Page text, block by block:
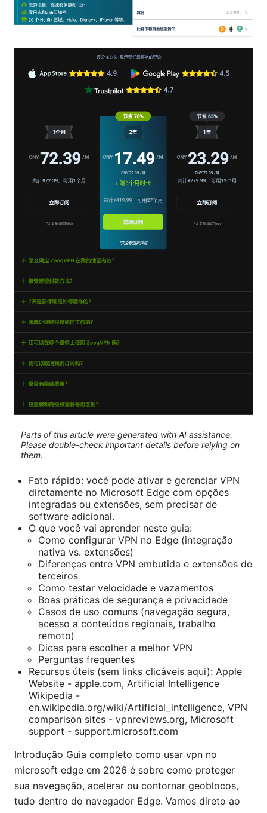
Parts of this article were generated with AI assistance.
Please double-check important details before relying on
them.
Fato rápido: você pode ativar e gerenciar VPN
diretamente no Microsoft Edge com opções
integradas ou extensões, sem precisar de
software adicional.
O que você vai aprender neste guia:
Como configurar VPN no Edge (integração
nativa vs. extensões)
Diferenças entre VPN embutida e extensões de
terceiros
Como testar velocidade e vazamentos
Boas práticas de segurança e privacidade
Casos de uso comuns (navegação segura,
acesso a conteúdos regionais, trabalho
remoto)
Dicas para escolher a melhor VPN
Perguntas frequentes
Recursos úteis (sem links clicáveis aqui): Apple
Website - apple.com, Artificial Intelligence
Wikipedia -
en.wikipedia.org/wiki/Artificial_intelligence, VPN
comparison sites - vpnreviews.org, Microsoft
support - support.microsoft.com
Introdução Guia completo como usar vpn no
microsoft edge em 2026 é sobre como proteger
sua navegação, acelerar ou contornar geoblocos,
tudo dentro do navegador Edge. Vamos direto ao